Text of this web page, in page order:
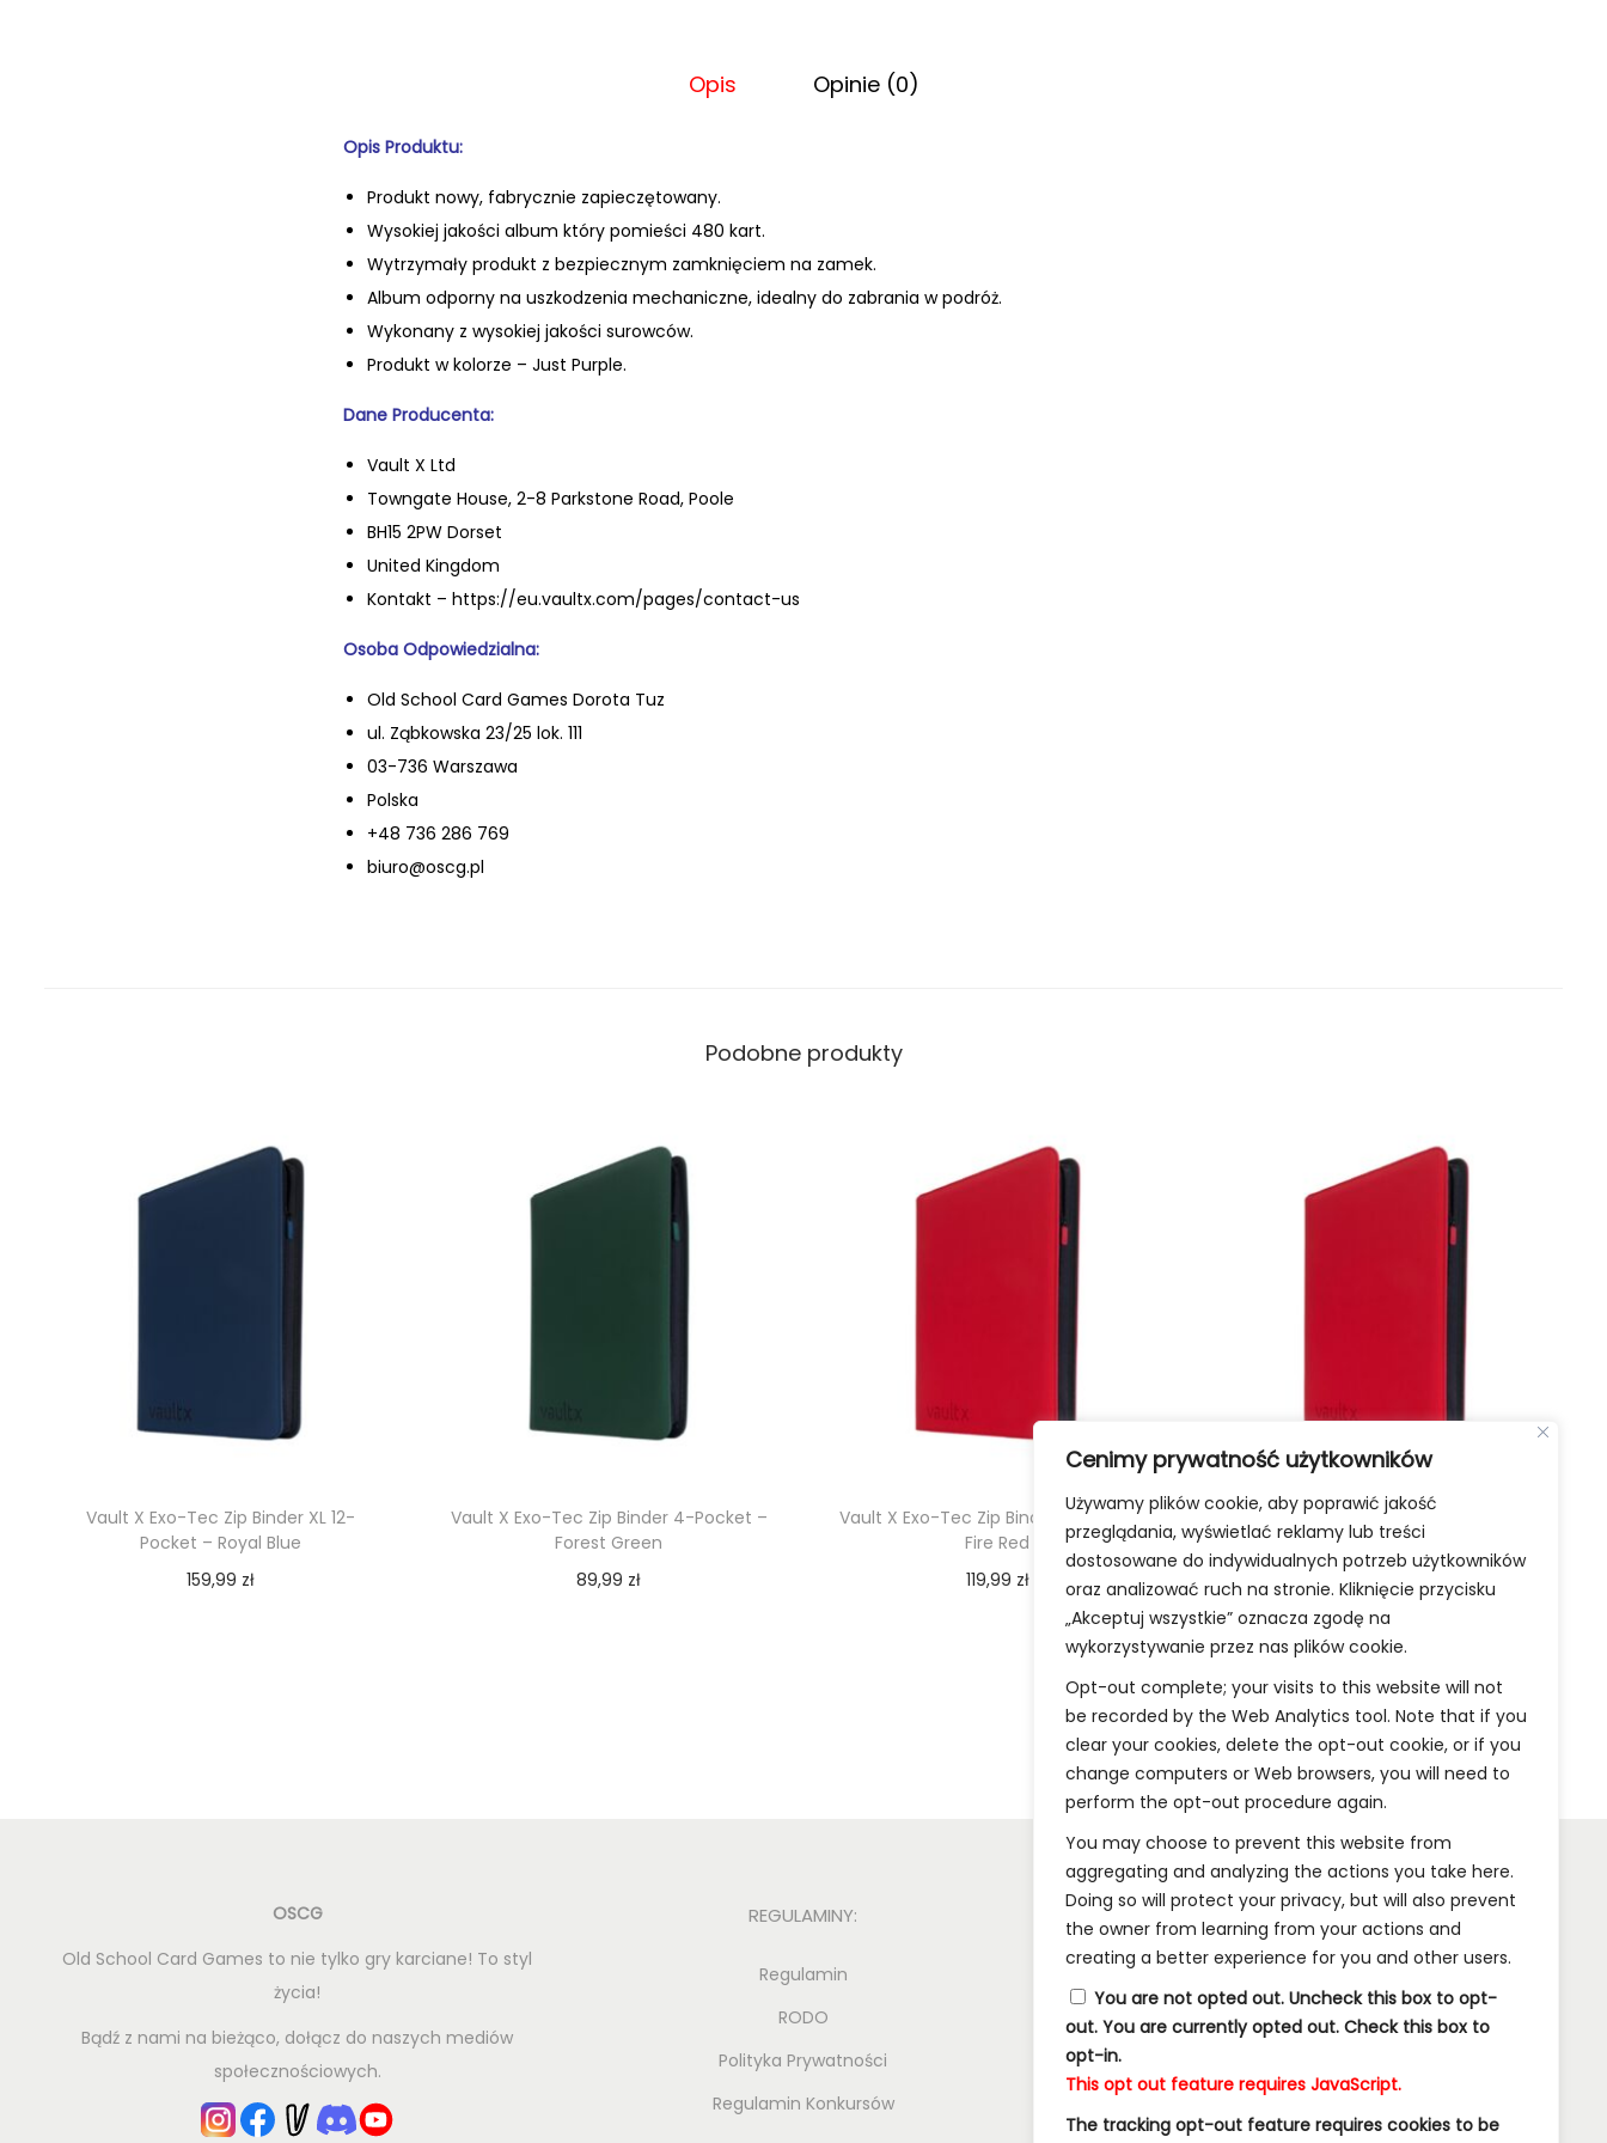
Cenimy prywatność użytkowników
Używamy plików cookie, aby poprawić jakość
przeglądania, wyświetlać reklamy lub treści
dostosowane do indywidualnych potrzeb użytkowników
oraz analizować ruch na stronie. Kliknięcie przycisku
„Akceptuj wszystkie” oznacza zgodę na
wykorzystywanie przez nas plików cookie.
Opt-out complete; your visits to this website will not
be recorded by the Web Analytics tool. Note that if you
clear your cookies, delete the opt-out cookie, or if you
change computers or Web browsers, you will need to
perform the opt-out procedure again.
You may choose to prevent this website from
aggregating and analyzing the actions you take here.
Doing so will protect your privacy, but will also prevent
the owner from learning from your actions and
creating a better experience for you and other users.
You are not opted out. Uncheck this box to opt-
out. You are currently opted out. Check this box to
opt-in.
This opt out feature requires JavaScript.
The tracking opt-out feature requires cookies to be
Opis Opinie (0)
Opis Produktu:
Produkt nowy, fabrycznie zapieczętowany.
Wysokiej jakości album który pomieści 480 kart.
Wytrzymały produkt z bezpiecznym zamknięciem na zamek.
Album odporny na uszkodzenia mechaniczne, idealny do zabrania w podróż.
Wykonany z wysokiej jakości surowców.
Produkt w kolorze – Just Purple.
Dane Producenta:
Vault X Ltd
Towngate House, 2-8 Parkstone Road, Poole
BH15 2PW Dorset
United Kingdom
Kontakt – https://eu.vaultx.com/pages/contact-us
Osoba Odpowiedzialna:
Old School Card Games Dorota Tuz
ul. Ząbkowska 23/25 lok. 111
03-736 Warszawa
Polska
+48 736 286 769
biuro@oscg.pl
Podobne produkty
Vault X Exo-Tec Zip Binder XL 12-
Pocket – Royal Blue
159,99 zł
Vault X Exo-Tec Zip Binder 4-Pocket –
Forest Green
89,99 zł
Vault X Exo-Tec Zip Binder 9-Pocket –
Fire Red
119,99 zł
Dodaj do koszyka
Vault X Exo-Tec Zip Binder 4-Pocket –
Fire Red
89,99
Dodaj do koszyka
OSCG
Old School Card Games to nie tylko gry karciane! To styl
życia!
Bądź z nami na bieżąco, dołącz do naszych mediów
społecznościowych.
REGULAMINY:
Regulamin
RODO
Polityka Prywatności
Regulamin Konkursów
INFORMACJE:
Wysyłka i Dostawa
Metody Płatności w Naszym Sklepie